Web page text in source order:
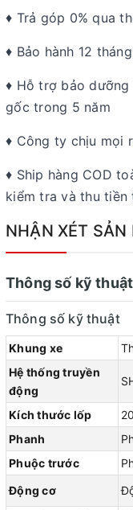
♦ Trả góp 0% qua
♦ Bảo hành 12 tháng
♦ Hỗ trợ bảo
gốc trong 5 năm
♦ Công ty chịu mọi
♦ Ship hàng COD
kiểm tra và thu tiền
NHẬN XÉT SẢN
Thông số kỹ thuật
Thông số kỹ thuật
Khung xe
Hệ thống truyền
động
Kích thước lốp
Phanh
Phuộc trước
Động cơ